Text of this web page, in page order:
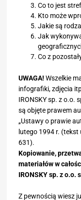
Co to jest
Kto może
Jakie są
Jak
Co z
UWAGA! Wszelkie
infografiki, zdjęcia
IRONSKY sp. z o.o.
są objęte prawem
„Ustawy o prawie
lutego 1994 r.
631).
Kopiowanie,
materiałów w
IRONSKY sp. z o.o.
Z pewnością wiesz